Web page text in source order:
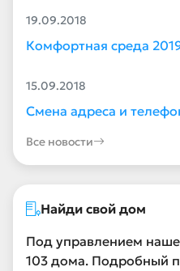
19.09.2018
Комфортная среда
15.09.2018
Смена адреса и
Все новости
Найди свой дом
Под управлением
103 дома. Подробный